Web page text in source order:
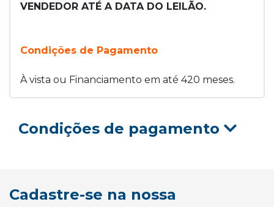
VENDEDOR ATÉ A DATA DO LEILÃO.
Condições de Pagamento
À vista ou Financiamento em até 420 meses.
Condições de pagamento
Cadastre-se na nossa